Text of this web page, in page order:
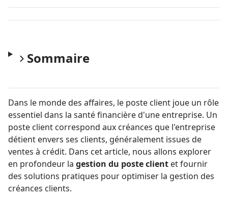
Sommaire
Dans le monde des affaires, le poste client joue un rôle
essentiel dans la santé financière d'une entreprise. Un
poste client correspond aux créances que l'entreprise
détient envers ses clients, généralement issues de
ventes à crédit. Dans cet article, nous allons explorer
en profondeur la gestion du poste client et fournir
des solutions pratiques pour optimiser la gestion des
créances clients.